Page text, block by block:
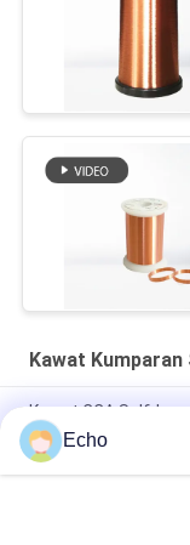
Kawat Kumparan
Kawat CCA Self-
0.035mm Untuk
Kawat CCA
Echo